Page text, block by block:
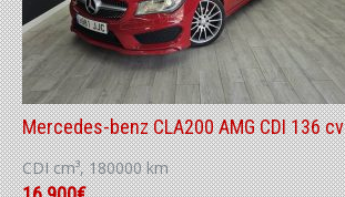
Mercedes-benz CLA200 AMG CDI 136 cv
CDI cm³, 180000 km